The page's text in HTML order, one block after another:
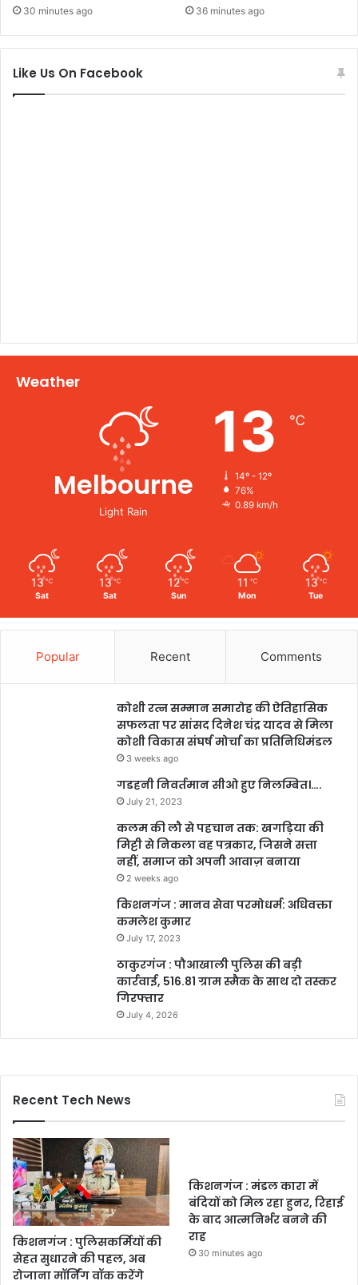
30 minutes ago 36 minutes ago
Like Us On Facebook
Weather
Melbourne
Light Rain
13 ℃
14º - 12º
76%
0.89 km/h
13 ℃
Sat
13 ℃
Sat
12 ℃
Sun
11 ℃
Mon
13 ℃
Tue
Popular Recent Comments
कोशी रत्न सम्मान समारोह की ऐतिहासिक
सफलता पर सांसद दिनेश चंद्र यादव से मिला
कोशी विकास संघर्ष मोर्चा का प्रतिनिधिमंडल
3 weeks ago
गडहनी निवर्तमान सीओ हुए निलम्बित।….
July 21, 2023
कलम की लौ से पहचान तक: खगड़िया की
मिट्टी से निकला वह पत्रकार, जिसने सत्ता
नहीं, समाज को अपनी आवाज़ बनाया
2 weeks ago
किशनगंज : मानव सेवा परमोधर्म: अधिवक्ता
कमलेश कुमार
July 17, 2023
ठाकुरगंज : पौआखाली पुलिस की बड़ी
कार्रवाई, 516.81 ग्राम स्मैक के साथ दो तस्कर
गिरफ्तार
July 4, 2026
Recent Tech News
किशनगंज : पुलिसकर्मियों की
सेहत सुधारने की पहल, अब
रोजाना मॉर्निंग वॉक करेंगे
किशनगंज : मंडल कारा में
बंदियों को मिल रहा हुनर, रिहाई
के बाद आत्मनिर्भर बनने की
राह
30 minutes ago